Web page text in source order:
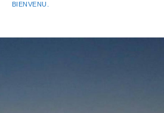
BIENVENU.